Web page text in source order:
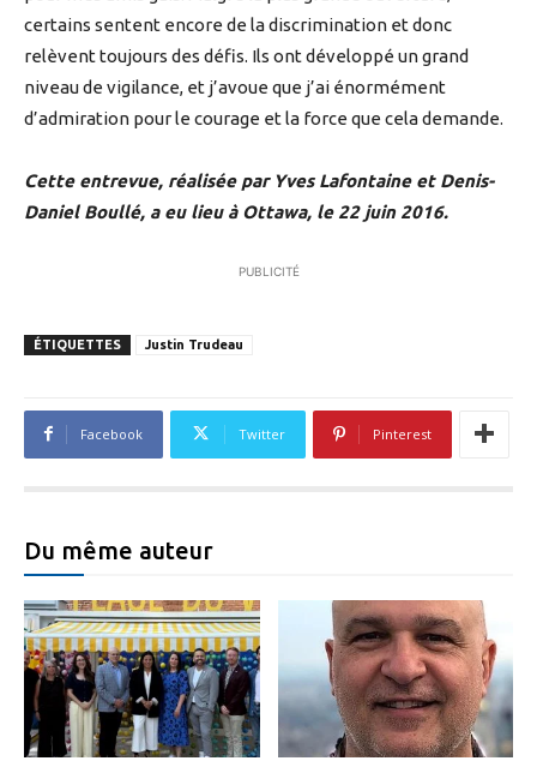
certains sentent encore de la discrimination et donc
relèvent toujours des défis. Ils ont développé un grand
niveau de vigilance, et j’avoue que j’ai énormément
d’admiration pour le courage et la force que cela demande.
Cette entrevue, réalisée par Yves Lafontaine et Denis-
Daniel Boullé, a eu lieu à Ottawa, le 22 juin 2016.
PUBLICITÉ
ÉTIQUETTES Justin Trudeau
Facebook Twitter Pinterest
Du même auteur